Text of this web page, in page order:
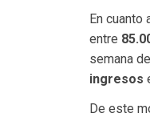
En cuanto
entre
semana
ingresos
De este